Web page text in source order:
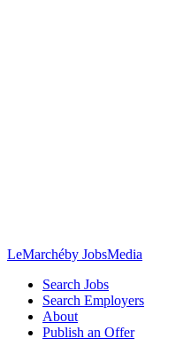
LeMarchéby JobsMedia
Search Jobs
Search Employers
About
Publish an Offer